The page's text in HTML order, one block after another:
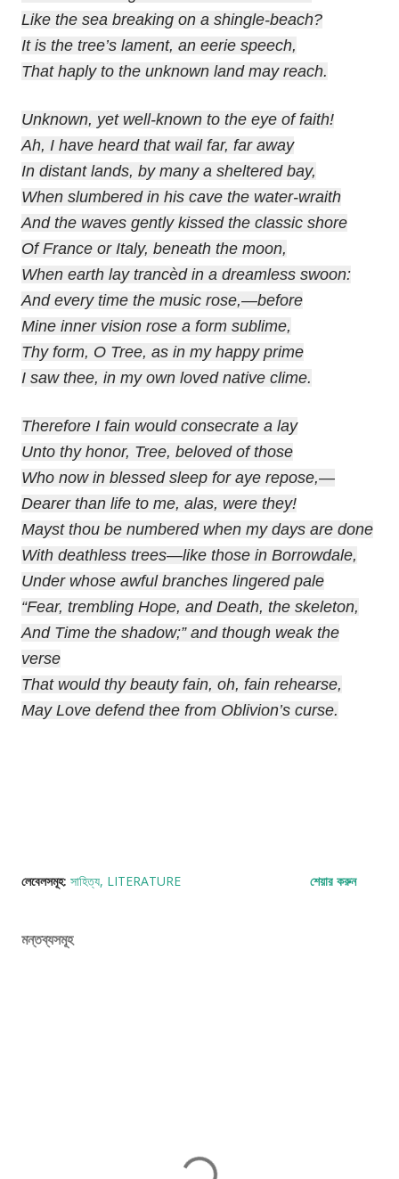
Like the sea breaking on a shingle-beach?
It is the tree’s lament, an eerie speech,
That haply to the unknown land may reach.
Unknown, yet well-known to the eye of faith!
Ah, I have heard that wail far, far away
In distant lands, by many a sheltered bay,
When slumbered in his cave the water-wraith
And the waves gently kissed the classic shore
Of France or Italy, beneath the moon,
When earth lay trancèd in a dreamless swoon:
And every time the music rose,—before
Mine inner vision rose a form sublime,
Thy form, O Tree, as in my happy prime
I saw thee, in my own loved native clime.
Therefore I fain would consecrate a lay
Unto thy honor, Tree, beloved of those
Who now in blessed sleep for aye repose,—
Dearer than life to me, alas, were they!
Mayst thou be numbered when my days are done
With deathless trees—like those in Borrowdale,
Under whose awful branches lingered pale
“Fear, trembling Hope, and Death, the skeleton,
And Time the shadow;” and though weak the
verse
That would thy beauty fain, oh, fain rehearse,
May Love defend thee from Oblivion’s curse.
লেবেলসমূহ: সাহিত্য LITERATURE শেয়ার করুন
মন্তব্যসমূহ